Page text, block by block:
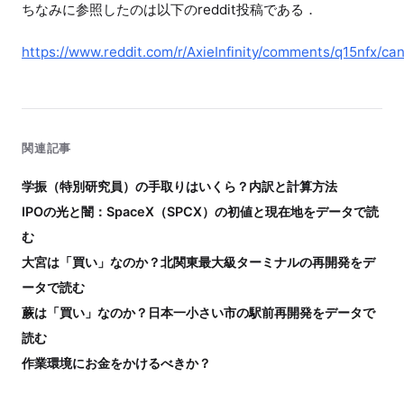
ちなみに参照したのは以下のreddit投稿である．
https://www.reddit.com/r/AxieInfinity/comments/q15nfx/
関連記事
学振（特別研究員）の手取りはいくら？内訳と計算方法
IPOの光と闇：SpaceX（SPCX）の初値と現在地をデータで読
む
大宮は「買い」なのか？北関東最大級ターミナルの再開発をデ
ータで読む
蕨は「買い」なのか？日本一小さい市の駅前再開発をデータで
読む
作業環境にお金をかけるべきか？